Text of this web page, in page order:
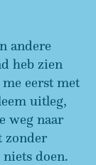
andere
heb zien
eerst met
uitleg,
weg naar
zonder
doen.